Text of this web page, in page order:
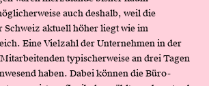
auch deshalb, weil die
Schweiz aktuell höher liegt wie im
Eine Vielzahl der Unternehmen in der
typischerweise an drei Tagen
haben. Dabei können die Büro-